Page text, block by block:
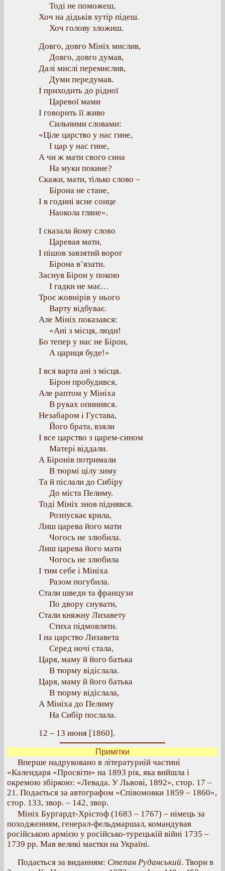
Тоді не поможеш,
Хоч на дідьків хутір підеш.
Хоч голову зложиш.
Довго, довго Мініх мислив,
Довго, довго думав,
Далі мислі перемислив,
Думи передумав.
І приходить до рідної
Царевої мами
І говорить її живо
Сильними словами:
«Ціле царство у нас гине,
І цар у нас гине,
А чи ж мати свого сина
На муки покине?
Скажи, мати, тілько слово –
Бірона не стане,
І в годині ясне сонце
Наокола гляне».
І сказала йому слово
Царевая мати,
І пішов завзятий ворог
Бірона в’язати.
Заснув Бірон у покою
І гадки не має…
Троє жовнірів у нього
Варту відбуває.
Але Мініх показався:
«Ані з місця, люди!
Бо тепер у нас не Бірон,
А цариця буде!»
І вся варта ані з місця.
Бірон пробудився,
Але раптом у Мініха
В руках опинився.
Незабаром і Густава,
Його брата, взяли
І все царство з царем-сином
Матері віддали.
А Біронів потримали
В тюрмі цілу зиму
Та й післали до Сибіру
До міста Пелиму.
Тоді Мініх знов піднявся.
Розпускає крила,
Лиш царева його мати
Чогось не злюбила.
Лиш царева його мати
Чогось не злюбила
І тим себе і Мініха
Разом погубила.
Стали шведи та французи
По двору снувати,
Стали княжну Лизавету
Стиха підмовляти.
І на царство Лизавета
Серед ночі стала,
Царя, маму й його батька
В тюрму відіслала.
Царя, маму й його батька
В тюрму відіслала,
А Мініха до Пелиму
На Сибір послала.
12 – 13 июня [1860].
Примітки
Вперше надруковано в літературній частині
«Календаря «Просвіти» на 1893 рік, яка вийшла і
окремою збіркою: «Левада. У Львові, 1892», стор. 17 –
21. Подається за автографом «Співомовки 1859 – 1860»,
стор. 133, звор. – 142, звор.
Мініх Бургардт-Хрістоф (1683 – 1767) – німець за
походженням, генерал-фельдмаршал, командував
російською армією у російсько-турецькій війні 1735 –
1739 рр. Мав великі маєтки на Україні.
Подається за виданням: Степан Руданський. Твори в